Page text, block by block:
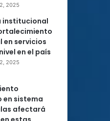
2025
institucional
en servicios
en el país
2025
en sistema
afectará